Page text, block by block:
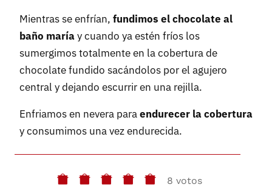
Mientras se enfrían, fundimos el chocolate al
baño maríay cuando ya estén fríos los
sumergimos totalmente en la cobertura de
chocolate fundido sacándolos por el agujero
central y dejando escurrir en una rejilla.
Enfriamos en nevera paraendurecer la cobertura
y consumimos una vez endurecida.
8 votos